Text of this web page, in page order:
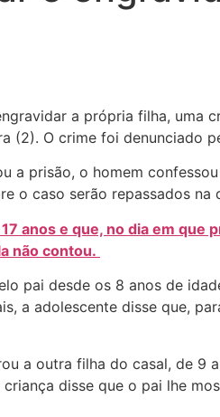
a própria filha, uma
(2). O crime foi denunciado
a prisão, o homem
o caso serão repassados
anos e que, no dia em que
não contou.
pai desde os 8 anos de
a adolescente disse que,
a outra filha do casal, de
disse que o pai lhe